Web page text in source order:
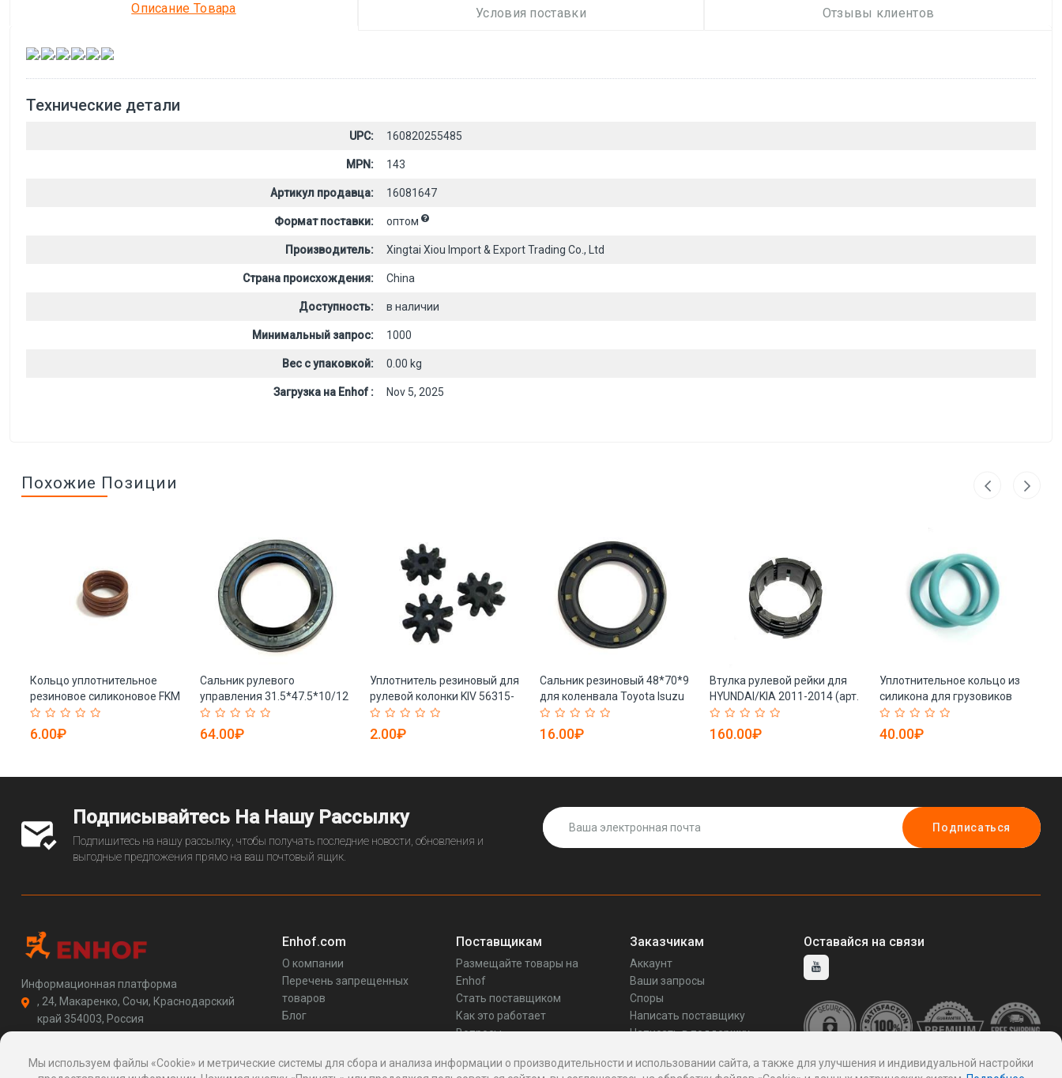
Описание Товара Условия поставки Отзывы клиентов
, , , , ,
Технические детали
UPC: 160820255485
MPN: 143
Артикул продавца: 16081647
Формат поставки: оптом
Производитель: Xingtai Xiou Import & Export Trading Co., Ltd
Страна происхождения: China
Доступность: в наличии
Минимальный запрос: 1000
Вес с упаковкой: 0.00 kg
Загрузка на Enhof : Nov 5, 2025
Похожие Позиции
Кольцо уплотнительное
резиновое силиконовое FKM
17.5*2.5мм (арт. 25-
19085387)
6.00₽
Сальник рулевого
управления 31.5*47.5*10/12
32*47.5*10/12 (арт. 25-
19085587)
64.00₽
Уплотнитель резиновый для
рулевой колонки KIV 56315-
2K000FFF (арт. 25-19085467)
2.00₽
Сальник резиновый 48*70*9
для коленвала Toyota Isuzu
(арт. 25-19085594)
16.00₽
Втулка рулевой рейки для
HYUNDAI/KIA 2011-2014 (арт.
25-19085739)
160.00₽
Уплотнительное кольцо из
силикона для грузовиков
Ben-z (арт. 25-19085547)
40.00₽
Подписывайтесь На Нашу Рассылку
Подпишитесь на нашу рассылку, чтобы получать последние новости, обновления и
выгодные предложения прямо на ваш почтовый ящик.
Подписаться
Информационная платформа
, 24, Макаренко, Сочи, Краснодарский
край 354003, Россия
http://enhof.com
Enhof.com
О компании
Перечень запрещенных
товаров
Блог
Поставщикам
Размещайте товары на
Enhof
Стать поставщиком
Как это работает
Вопросы
Заказчикам
Аккаунт
Ваши запросы
Споры
Написать поставщику
Написать в поддержку
Оставайся на связи
Мы используем файлы «Cookie» и метрические системы для сбора и анализа информации о производительности и использовании сайта, а также для улучшения и индивидуальной настройки